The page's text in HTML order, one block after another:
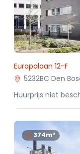
Europalaan 12-F
5232BC Den
Huurprijs niet
374m²